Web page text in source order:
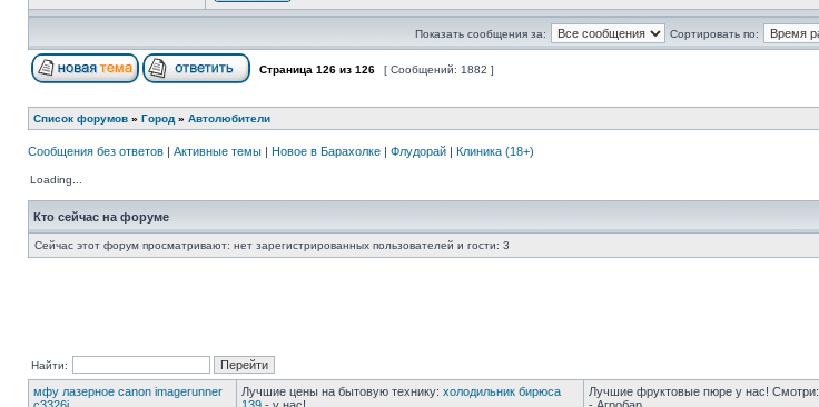
Показать сообщения за: Сортировать по:
Страница 126 из 126 [ Сообщений: 1882 ]
Список форумов » Город » Автолюбители
Сообщения без ответов | Активные темы | Новое в Барахолке | Флудорай | Клиника (18+)
Loading...
Кто сейчас на форуме
Сейчас этот форум просматривают: нет зарегистрированных пользователей и гости: 3
Найти:
мфу лазерное canon imagerunner
Лучшие цены на бытовую технику: холодильник бирюса
Лучшие фруктовые пюре у нас! Смотри: